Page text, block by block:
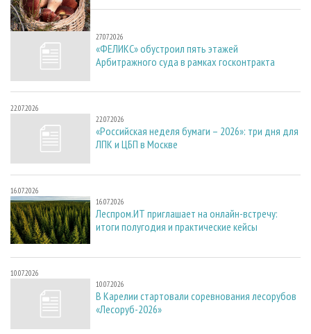
27.07.2026
27.07.2026
«ФЕЛИКС» обустроил пять этажей
Арбитражного суда в рамках госконтракта
22.07.2026
22.07.2026
«Российская неделя бумаги – 2026»: три дня для
ЛПК и ЦБП в Москве
16.07.2026
16.07.2026
Леспром.ИТ приглашает на онлайн-встречу:
итоги полугодия и практические кейсы
10.07.2026
10.07.2026
В Карелии стартовали соревнования лесорубов
«Лесоруб-2026»